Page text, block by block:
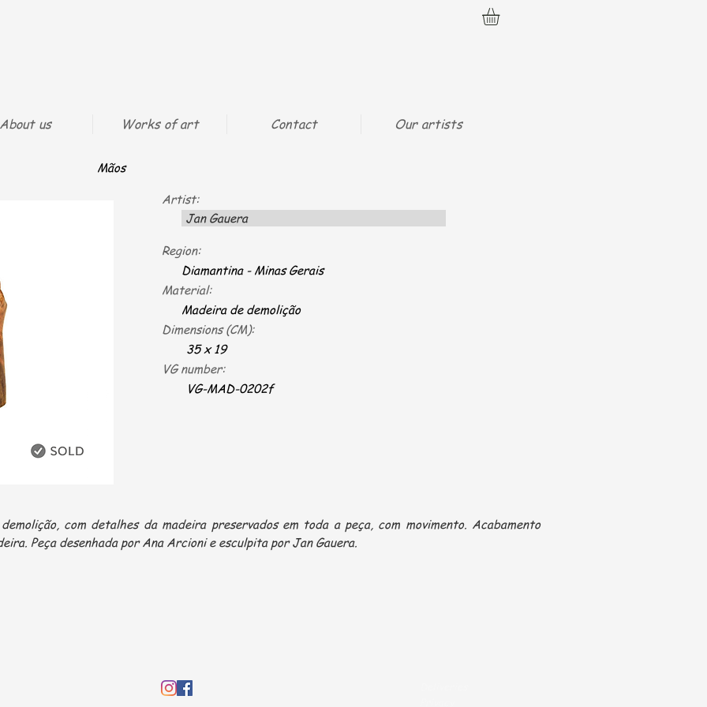
us Works of art Contact Our artists
Mãos
Artist:
Jan Gauera
Region:
Diamantina - Minas Gerais
Material:
Madeira de demolição
Dimensions (CM):
35 x 19
VG number:
VG-MAD-0202f
com detalhes da madeira preservados em toda a peça, com movimento. Acabamento
Peça desenhada por Ana Arcioni e esculpita por Jan Gauera.